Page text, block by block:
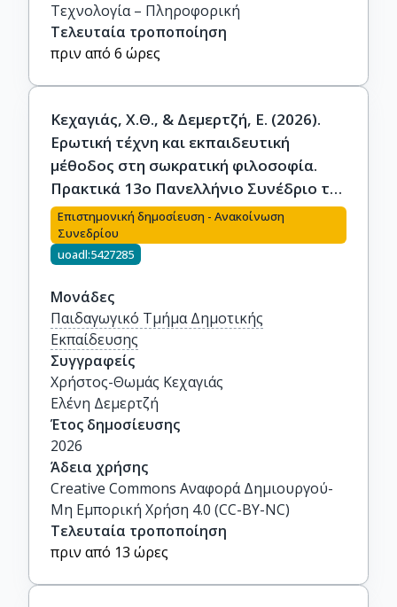
Τεχνολογία – Πληροφορική
Τελευταία τροποποίηση
πριν από 6 ώρες
Κεχαγιάς, Χ.Θ., & Δεμερτζή, Ε. (2026).
Ερωτική τέχνη και εκπαιδευτική
μέθοδος στη σωκρατική φιλοσοφία.
Πρακτικά 13ο Πανελλήνιο Συνέδριο της
Παιδαγωγικής Εταιρείας Ελλάδος,
1117-1133.
Επιστημονική δημοσίευση - Ανακοίνωση
Συνεδρίου
uoadl:5427285
Μονάδες
Παιδαγωγικό Τμήμα Δημοτικής
Εκπαίδευσης
Συγγραφείς
Χρήστος-Θωμάς Κεχαγιάς
Ελένη Δεμερτζή
Έτος δημοσίευσης
2026
Άδεια χρήσης
Creative Commons Αναφορά Δημιουργού-
Μη Εμπορική Χρήση 4.0 (CC-BY-NC)
Τελευταία τροποποίηση
πριν από 13 ώρες